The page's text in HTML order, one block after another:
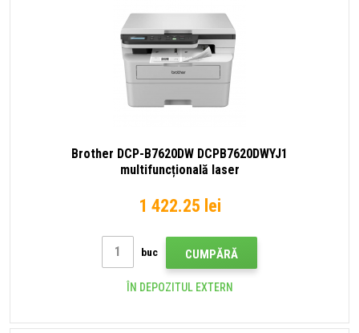
Brother DCP-B7620DW DCPB7620DWYJ1
multifuncțională laser
1 422.25 lei
buc CUMPĂRĂ
ÎN DEPOZITUL EXTERN